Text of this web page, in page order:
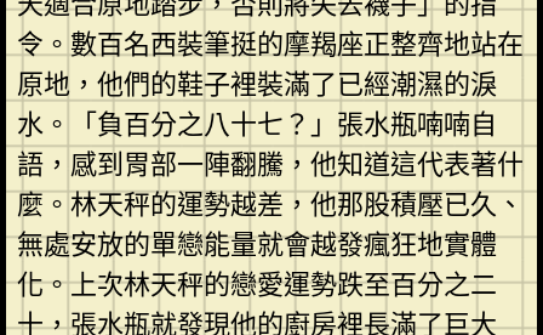
令。數百名西裝筆挺的摩羯座正整齊地站在
原地，他們的鞋子裡裝滿了已經潮濕的淚
水。「負百分之八十七？」張水瓶喃喃自
語，感到胃部一陣翻騰，他知道這代表著什
麼。林天秤的運勢越差，他那股積壓已久、
無處安放的單戀能量就會越發瘋狂地實體
化。上次林天秤的戀愛運勢跌至百分之二
十，張水瓶就發現他的廚房裡長滿了巨大